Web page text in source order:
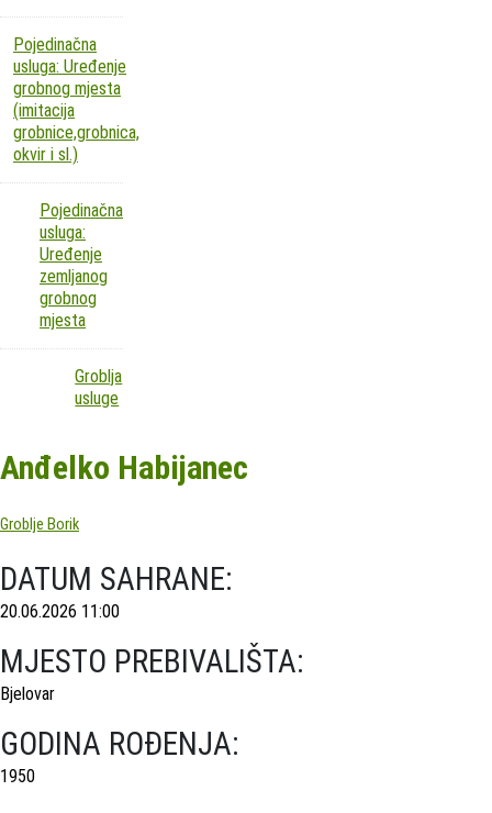
Pojedinačna
usluga: Uređenje
grobnog mjesta
(imitacija
grobnice,grobnica,
okvir i sl.)
Pojedinačna
usluga:
Uređenje
zemljanog
grobnog
mjesta
Groblja
usluge
Anđelko Habijanec
Groblje Borik
DATUM SAHRANE:
20.06.2026 11:00
MJESTO PREBIVALIŠTA:
Bjelovar
GODINA ROĐENJA:
1950